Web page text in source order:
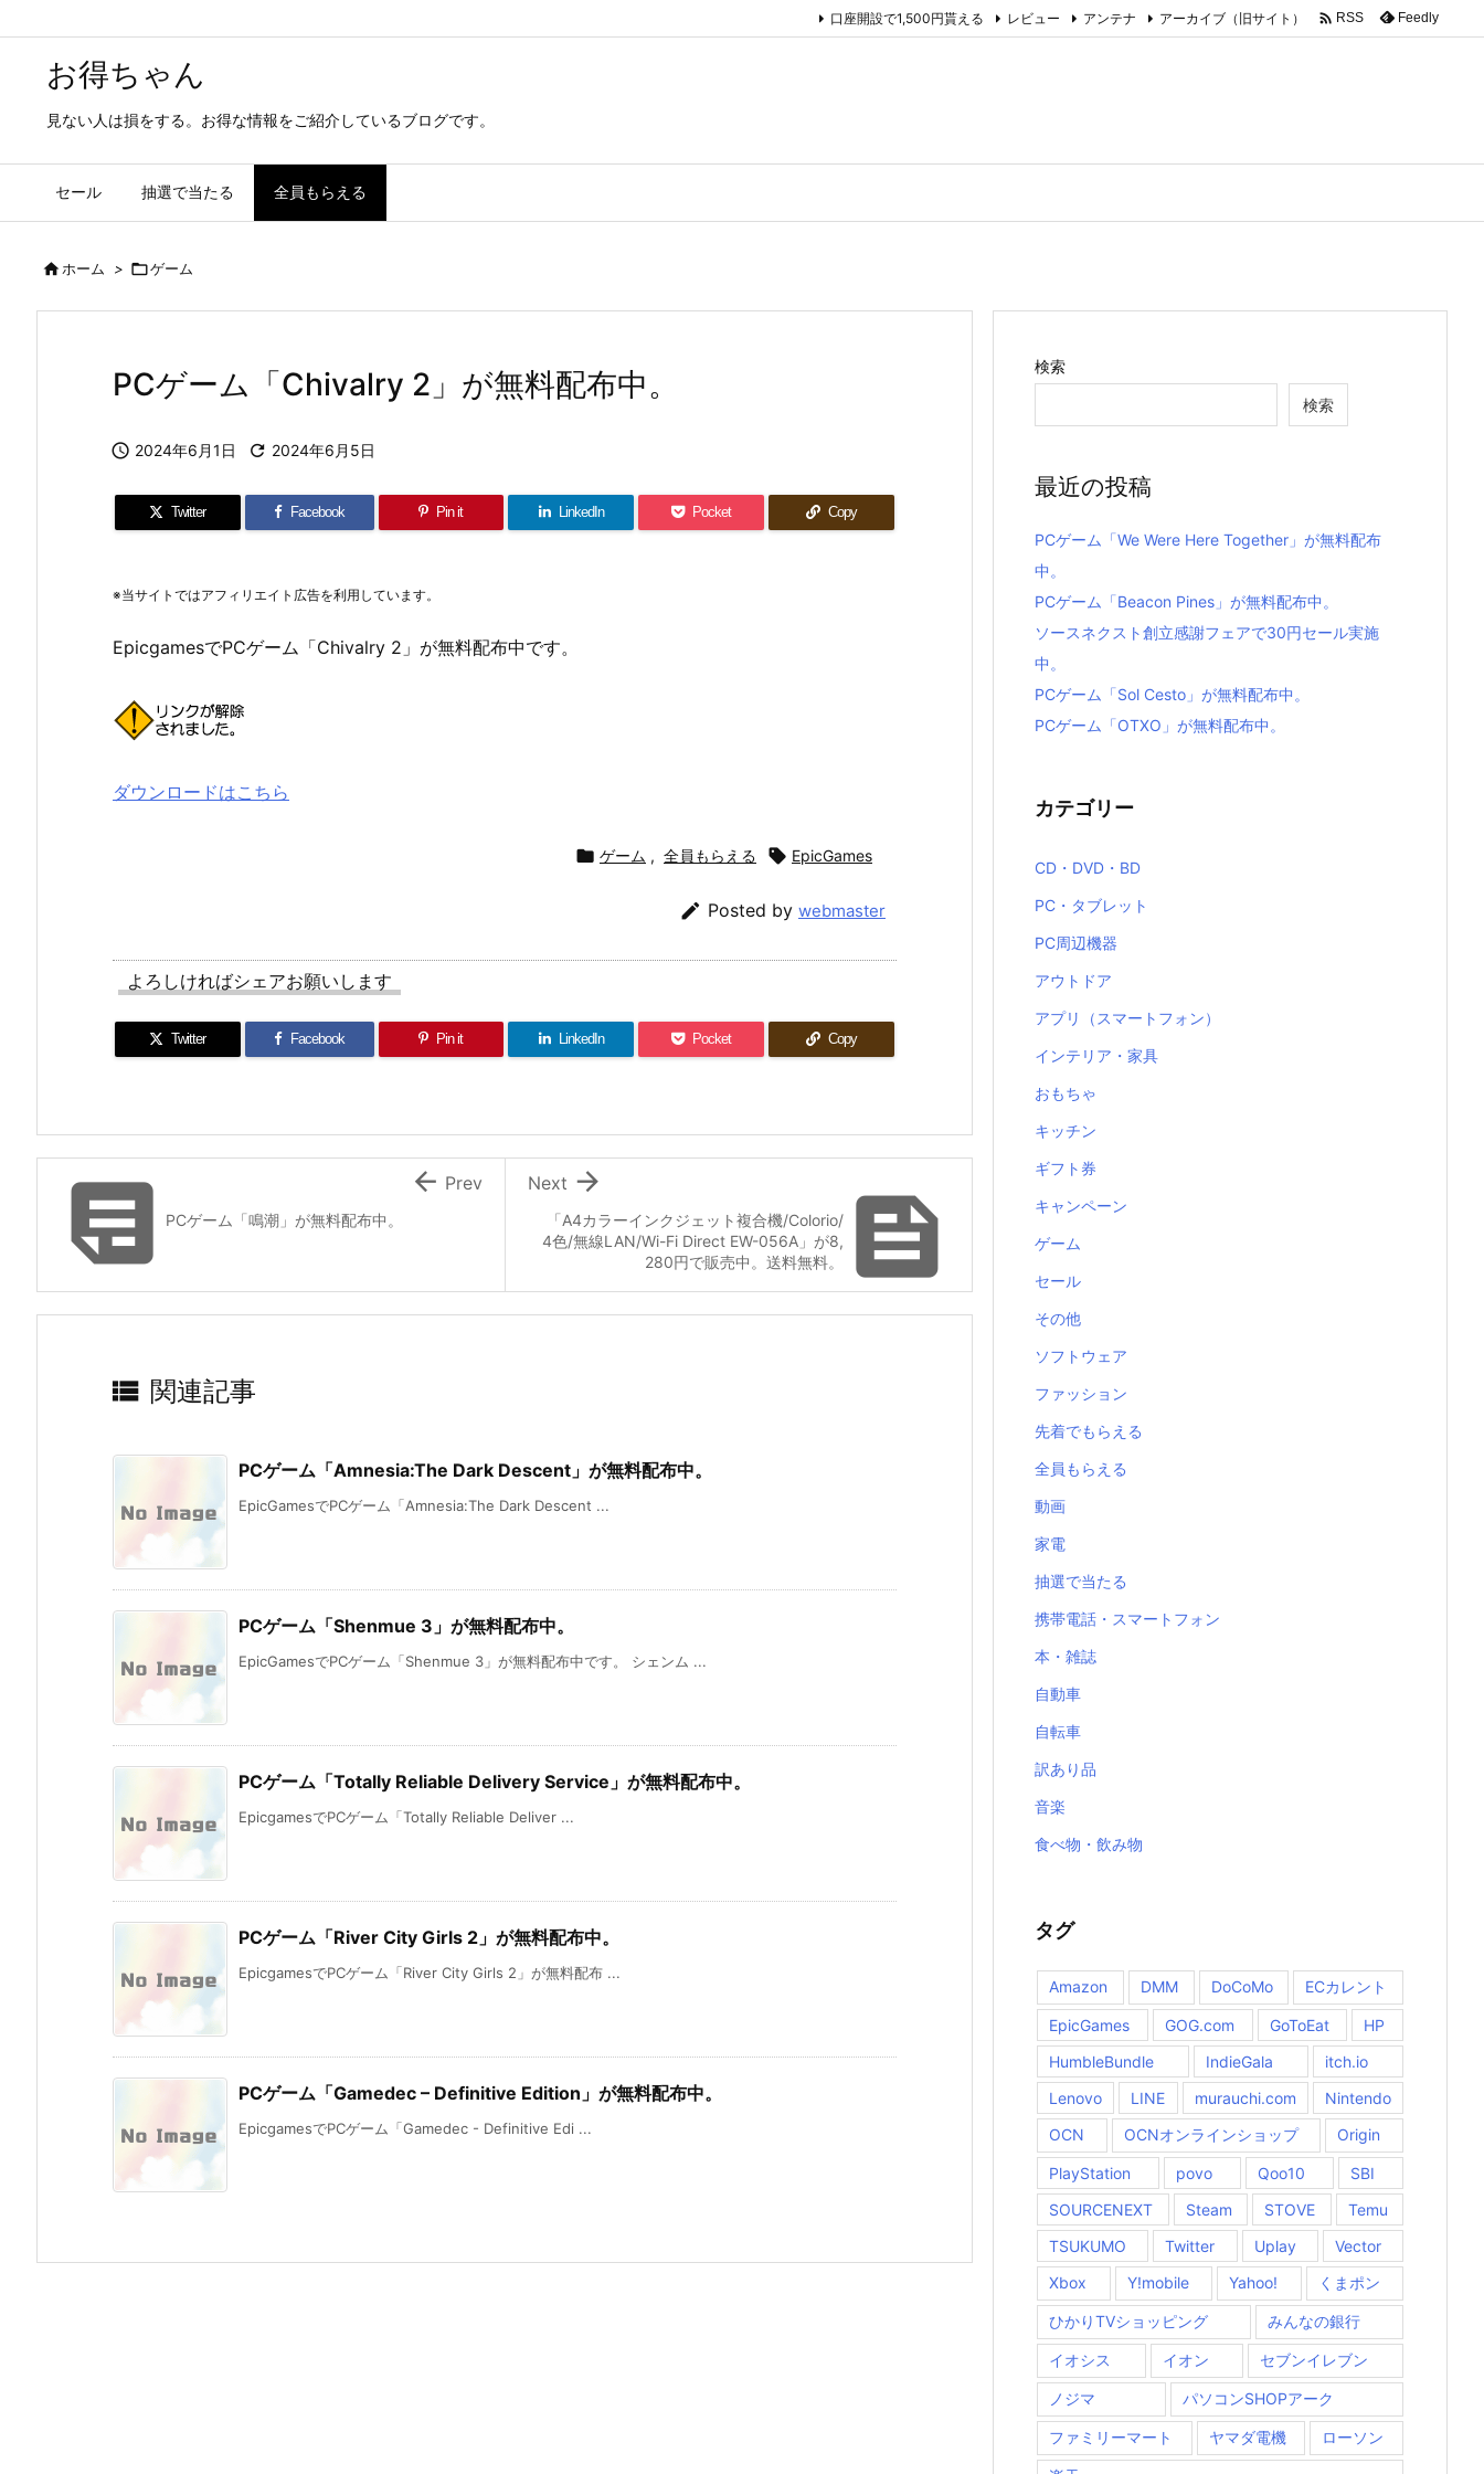
お得ちゃん
見ない人は損をする。お得な情報をご紹介しているブログです。
セール 抽選で当たる 全員もらえる
口座開設で1,500円貰える レビュー アンテナ アーカイブ（旧サイト）  RSS Feedly
ホーム > ゲーム
PCゲーム「Chivalry 2」が無料配布中。
 2024年6月1日  2024年6月5日
Twitter Facebook Pin it LinkedIn Pocket Copy
※当サイトではアフィリエイト広告を利用しています。
EpicgamesでPCゲーム「Chivalry 2」が無料配布中です。
ダウンロードはこちら
 ゲーム , 全員もらえる  EpicGames
 Posted by webmaster
よろしければシェアお願いします
Twitter Facebook Pin it LinkedIn Pocket Copy

「A4カラーインクジェット複合機/Colorio/
4色/無線LAN/Wi-Fi Direct EW-056A」が8,
280円で販売中。送料無料。

Next
PCゲーム「鳴潮」が無料配布中。
 Prev
 関連記事
PCゲーム「Amnesia:The Dark Descent」が無料配布中。
EpicGamesでPCゲーム「Amnesia:The Dark Descent ...
PCゲーム「Shenmue 3」が無料配布中。
EpicGamesでPCゲーム「Shenmue 3」が無料配布中です。 シェンム ...
PCゲーム「Totally Reliable Delivery Service」が無料配布中。
EpicgamesでPCゲーム「Totally Reliable Deliver ...
PCゲーム「River City Girls 2」が無料配布中。
EpicgamesでPCゲーム「River City Girls 2」が無料配布 ...
PCゲーム「Gamedec – Definitive Edition」が無料配布中。
EpicgamesでPCゲーム「Gamedec - Definitive Edi ...
検索
検索
最近の投稿
PCゲーム「We Were Here Together」が無料配布
中。
PCゲーム「Beacon Pines」が無料配布中。
ソースネクスト創立感謝フェアで30円セール実施
中。
PCゲーム「Sol Cesto」が無料配布中。
PCゲーム「OTXO」が無料配布中。
カテゴリー
CD・DVD・BD
PC・タブレット
PC周辺機器
アウトドア
アプリ（スマートフォン）
インテリア・家具
おもちゃ
キッチン
ギフト券
キャンペーン
ゲーム
セール
その他
ソフトウェア
ファッション
先着でもらえる
全員もらえる
動画
家電
抽選で当たる
携帯電話・スマートフォン
本・雑誌
自動車
自転車
訳あり品
音楽
食べ物・飲み物
タグ
Amazon DMM DoCoMo ECカレント
EpicGames GOG.com GoToEat
HP
HumbleBundle
IndieGala
itch.io
Lenovo
LINE murauchi.com
Nintendo
OCN
OCNオンラインショップ Origin
PlayStation povo Qoo10
SBI
SOURCENEXT
Steam STOVE
Temu
TSUKUMO
Twitter Uplay
Vector
Xbox
Y!mobile Yahoo! くまポン
ひかりTVショッピング みんなの銀行
イオシス イオン セブンイレブン
ノジマ パソコンSHOPアーク
ファミリーマート ヤマダ電機 ローソン